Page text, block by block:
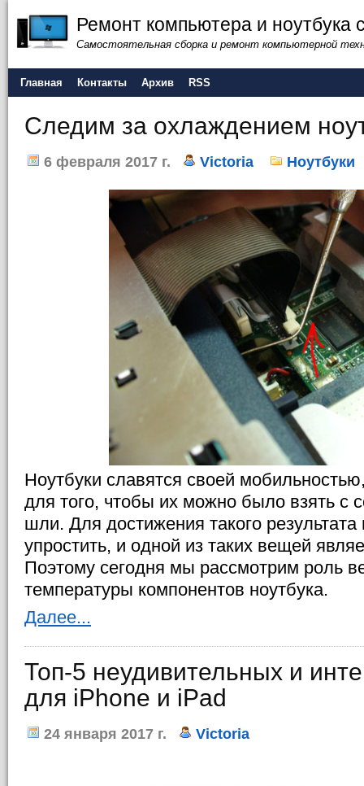
Ремонт компьютера и ноутбука
Самостоятельная сборка и ремонт компьютерной
Главная Контакты Архив RSS
Следим за охлаждением
6 февраля 2017 г. Victoria Ноутбуки
Ноутбуки славятся своей
для того, чтобы их можно было взять с
шли. Для достижения такого
упростить, и одной из таких вещей
Поэтому сегодня мы рассмотрим роль
температуры компонентов ноутбука.
Далее...
Топ-5 неудивительных и
для iPhone и iPad
24 января 2017 г. Victoria